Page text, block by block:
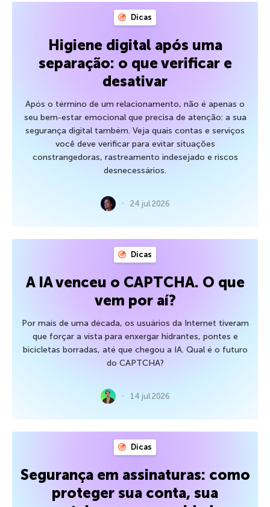
Dicas
Higiene digital após uma
separação: o que verificar e
desativar
Após o término de um relacionamento, não é apenas o
seu bem-estar emocional que precisa de atenção: a sua
segurança digital também. Veja quais contas e serviços
você deve verificar para evitar situações
constrangedoras, rastreamento indesejado e riscos
desnecessários.
24 jul 2026
Dicas
A IA venceu o CAPTCHA. O que
vem por aí?
Por mais de uma década, os usuários da Internet tiveram
que forçar a vista para enxergar hidrantes, pontes e
bicicletas borradas, até que chegou a IA. Qual é o futuro
do CAPTCHA?
14 jul 2026
Dicas
Segurança em assinaturas: como
proteger sua conta, sua